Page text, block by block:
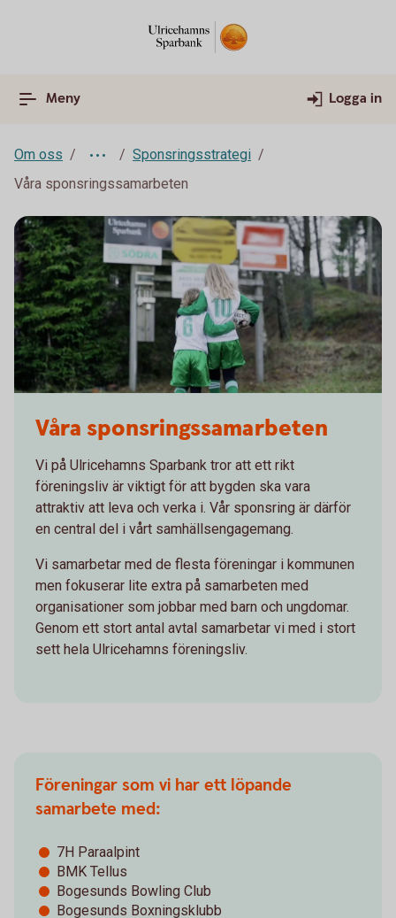
Meny Logga in
Om oss
Sponsringsstrategi
Våra sponsringssamarbeten
Våra sponsringssamarbeten
Vi på Ulricehamns Sparbank tror att ett rikt
föreningsliv är viktigt för att bygden ska vara
attraktiv att leva och verka i. Vår sponsring är därför
en central del i vårt samhällsengagemang.
Vi samarbetar med de flesta föreningar i kommunen
men fokuserar lite extra på samarbeten med
organisationer som jobbar med barn och ungdomar.
Genom ett stort antal avtal samarbetar vi med i stort
sett hela Ulricehamns föreningsliv.
Föreningar som vi har ett löpande
samarbete med:
7H Paraalpint
BMK Tellus
Bogesunds Bowling Club
Bogesunds Boxningsklubb